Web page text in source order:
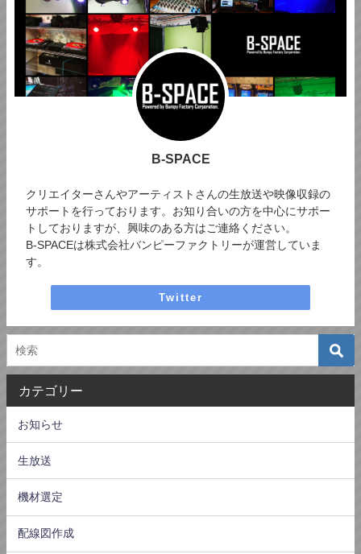
B-SPACE
クリエイターさんやアーティストさんの生放送や映像収録の
サポートを行っております。お知り合いの方を中心にサポー
トしておりますが、興味のある方はご連絡ください。
B-SPACEは株式会社バンピーファクトリーが運営していま
す。
Twitter
カテゴリー
お知らせ
生放送
機材選定
配線図作成